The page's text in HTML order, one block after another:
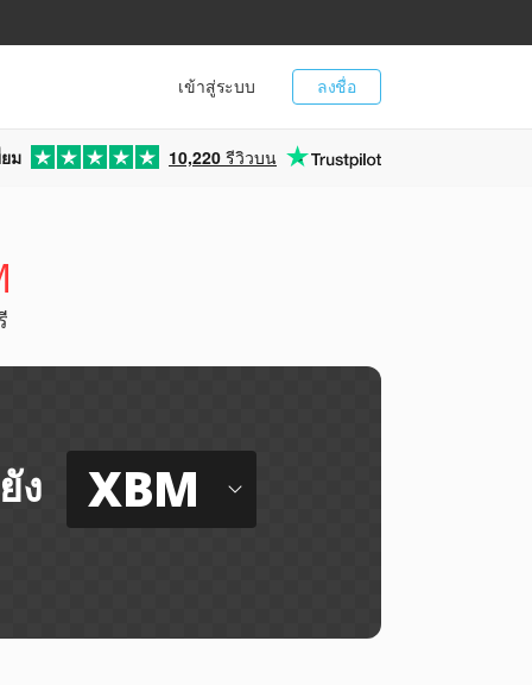
ลงชื่อ
เข้าสู่ระบบ
ม 10,220 รีวิวบน
ง XBM